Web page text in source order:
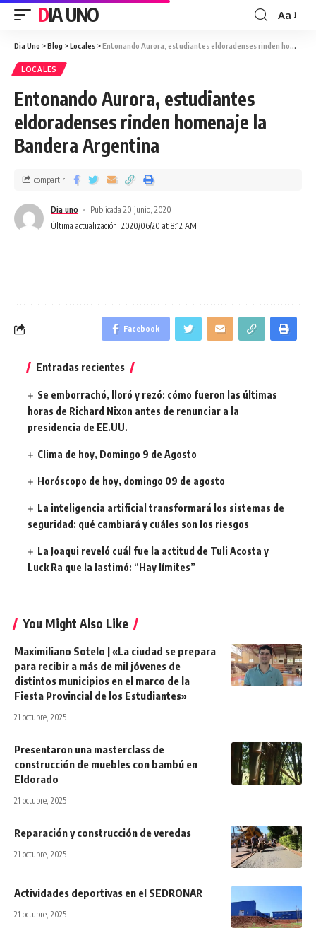
DIA UNO Aa
Dia Uno >Blog >Locales >Entonando Aurora, estudiantes eldoradenses rinden homenaje la Bandera Argentina
LOCALES
Entonando Aurora, estudiantes
eldoradenses rinden homenaje la
Bandera Argentina
Última actualización: 2020/06/20 at 8:12 AM
Dia uno Publicada 20 junio, 2020
compartir
Facebook
Entradas recientes
Se emborrachó, lloró y rezó: cómo fueron las últimas
horas de Richard Nixon antes de renunciar a la
presidencia de EE.UU.
Clima de hoy, Domingo 9 de Agosto
Horóscopo de hoy, domingo 09 de agosto
La inteligencia artificial transformará los sistemas de
seguridad: qué cambiará y cuáles son los riesgos
La Joaqui reveló cuál fue la actitud de Tuli Acosta y
Luck Ra que la lastimó: “Hay límites”
You Might Also Like
Maximiliano Sotelo | «La ciudad se prepara
para recibir a más de mil jóvenes de
distintos municipios en el marco de la
Fiesta Provincial de los Estudiantes»
21 octubre, 2025
Presentaron una masterclass de
construcción de muebles con bambú en
Eldorado
21 octubre, 2025
Reparación y construcción de veredas
21 octubre, 2025
Actividades deportivas en el SEDRONAR
21 octubre, 2025